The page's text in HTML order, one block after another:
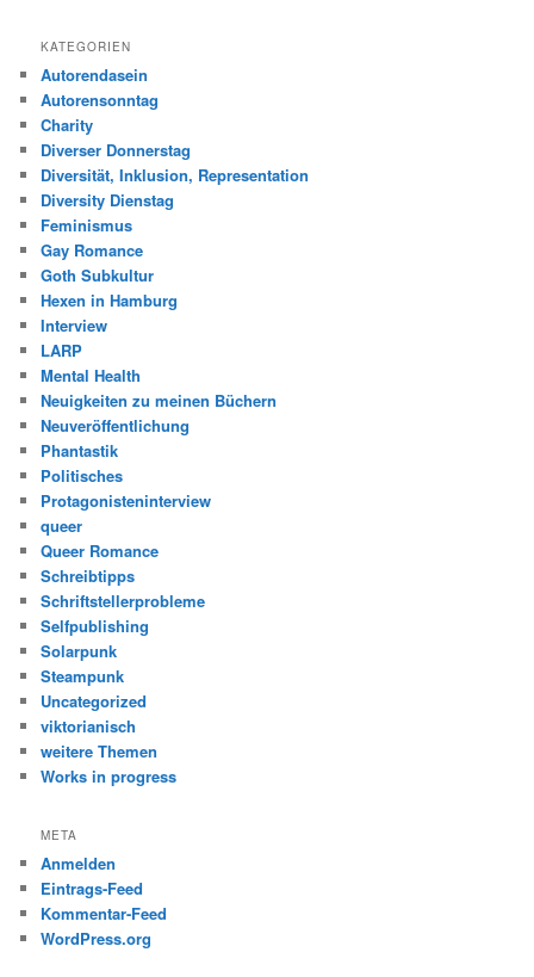
KATEGORIEN
Autorendasein
Autorensonntag
Charity
Diverser Donnerstag
Diversität, Inklusion, Representation
Diversity Dienstag
Feminismus
Gay Romance
Goth Subkultur
Hexen in Hamburg
Interview
LARP
Mental Health
Neuigkeiten zu meinen Büchern
Neuveröffentlichung
Phantastik
Politisches
Protagonisteninterview
queer
Queer Romance
Schreibtipps
Schriftstellerprobleme
Selfpublishing
Solarpunk
Steampunk
Uncategorized
viktorianisch
weitere Themen
Works in progress
META
Anmelden
Eintrags-Feed
Kommentar-Feed
WordPress.org